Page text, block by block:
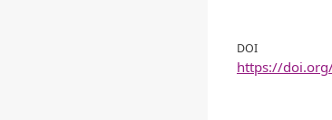
DOI
https://